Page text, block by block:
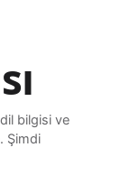
bilgisi ve
Şimdi